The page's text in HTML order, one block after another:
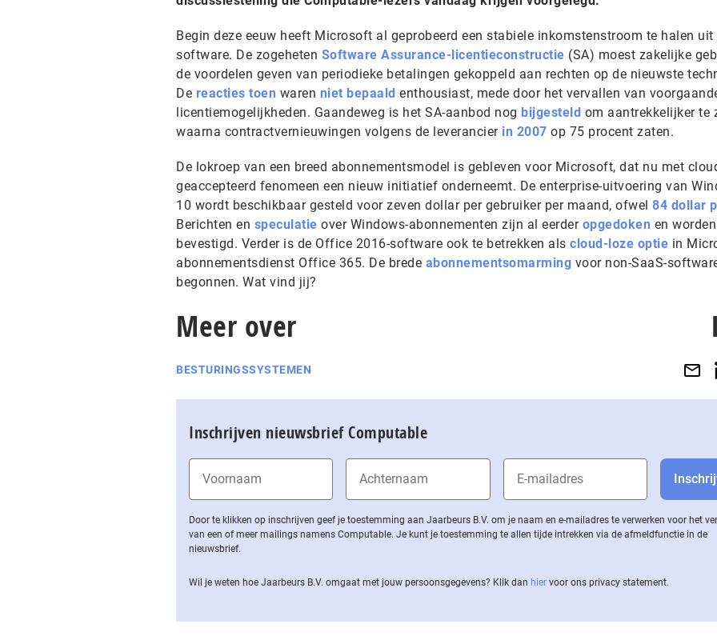
Begin deze eeuw heeft Microsoft al geprobeerd een stabiele inkomstenstroom te halen uit
software. De zogeheten Software Assurance-licentieconstructie (SA) moest zakelijke
de voordelen geven van periodieke betalingen gekoppeld aan rechten op de nieuwste
De reacties toen waren niet bepaald enthousiast, mede door het vervallen van
licentiemogelijkheden. Gaandeweg is het SA-aanbod nog bijgesteld om aantrekkelijker te
waarna contractvernieuwingen volgens de leverancier in 2007 op 75 procent zaten.
De lokroep van een breed abonnementsmodel is gebleven voor Microsoft, dat nu met
geaccepteerd fenomeen een nieuw initiatief onderneemt. De enterprise-uitvoering van
10 wordt beschikbaar gesteld voor zeven dollar per gebruiker per maand, ofwel 84 dollar
Berichten en speculatie over Windows-abonnementen zijn al eerder opgedoken en
bevestigd. Verder is de Office 2016-software ook te betrekken als cloud-loze optie in
abonnementsdienst Office 365. De brede abonnementsomarming voor non-SaaS-
begonnen. Wat vind jij?
Meer over
BESTURINGSSYSTEMEN
Inschrijven nieuwsbrief Computable
Door te klikken op inschrijven geef je toestemming aan Jaarbeurs B.V. om je naam en e-mailadres te verwerken voor het
van een of meer mailings namens Computable. Je kunt je toestemming te allen tijde intrekken via de af­meld­func­tie in de
nieuwsbrief.
Wil je weten hoe Jaarbeurs B.V. omgaat met jouw per­soons­ge­ge­vens? Klik dan hier voor ons privacy statement.